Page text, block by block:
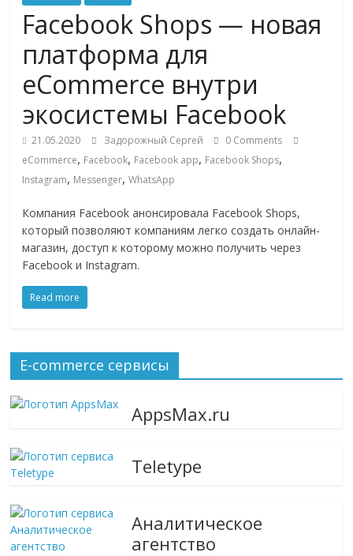
Commerce,
омниканальном
ритейле,
логистике,
технологиях,
соцсетях
сервисах
для
e-
Commerce,
логистике,
технологиях,
Нам
важно,
как
Facebook Shops — новая
платформа для
eCommerce внутри
экосистемы Facebook
21.05.2020 Задорожный Сергей
0 Comments
eCommerce, Facebook, Facebook app, Facebook Shops,
Instagram, Messenger,WhatsApp
Компания Facebook анонсировала Facebook Shops,
который позволяют компаниям легко создать онлайн-
магазин, доступ к которому можно получить через
Facebook и Instagram.
Read more
E-commerce сервисы
AppsMax.ru
Teletype
Аналитическое
агентство